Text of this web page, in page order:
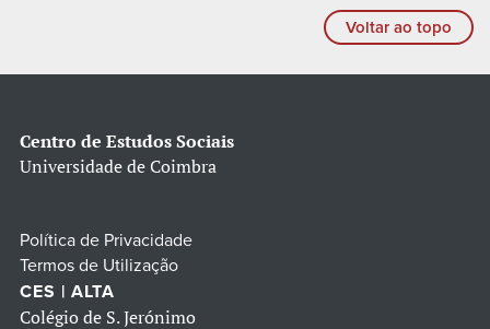
Voltar ao topo
Centro de Estudos Sociais
Universidade de Coimbra
Política de Privacidade
Termos de Utilização
CES | ALTA
Colégio de S. Jerónimo